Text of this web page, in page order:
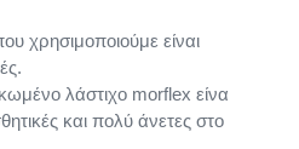
χρησιμοποιούμε είναι
λάστιχο morflex είνα
και πολύ άνετες στο